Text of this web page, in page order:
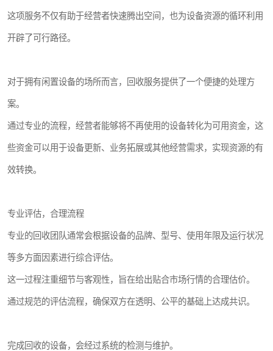
这项服务不仅有助于经营者快速腾出空间，也为设备资源的循环利用
开辟了可行路径。
对于拥有闲置设备的场所而言，回收服务提供了一个便捷的处理方
案。
通过专业的流程，经营者能够将不再使用的设备转化为可用资金，这
些资金可以用于设备更新、业务拓展或其他经营需求，实现资源的有
效转换。
专业评估，合理流程
专业的回收团队通常会根据设备的品牌、型号、使用年限及运行状况
等多方面因素进行综合评估。
这一过程注重细节与客观性，旨在给出贴合市场行情的合理估价。
通过规范的评估流程，确保双方在透明、公平的基础上达成共识。
完成回收的设备，会经过系统的检测与维护。